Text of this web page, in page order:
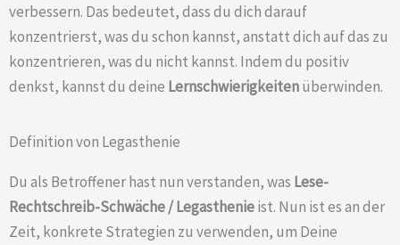
verbessern. Das bedeutet, dass du dich darauf
konzentrierst, was du schon kannst, anstatt dich auf das zu
konzentrieren, was du nicht kannst. Indem du positiv
denkst, kannst du deine Lernschwierigkeitenüberwinden.
Definition von Legasthenie
Du als Betroffener hast nun verstanden, was Lese-
Rechtschreib-Schwäche /Legasthenieist. Nun ist es an der
Zeit, konkrete Strategien zu verwenden, um Deine